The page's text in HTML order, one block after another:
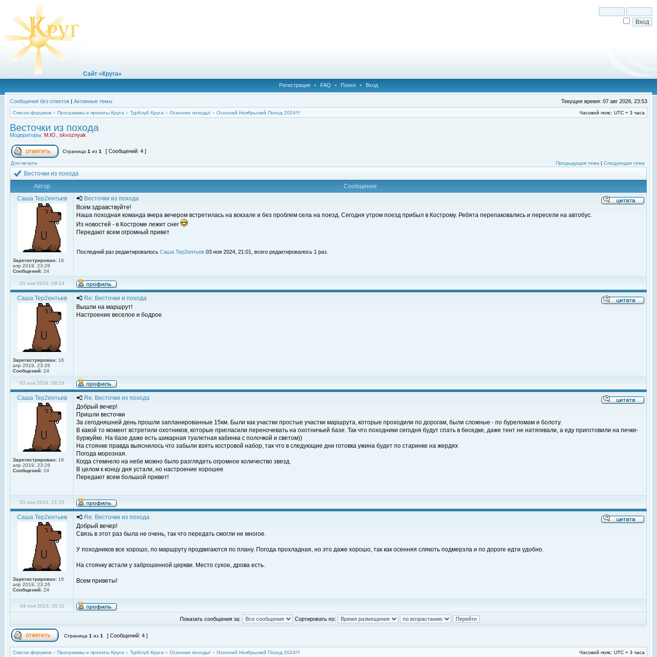
Сайт «Круга»
Регистрация • FAQ • Поиск • Вход
Сообщения без ответов | Активные темы Текущее время: 07 авг 2026, 23:53
Список форумов » Программы и проекты Круга » ТурКлуб Круга » Осенние походы! » Осенний Ноябрьский Поход 2024!!! Часовой пояс: UTC + 3 часа
Весточки из похода
Модераторы: М.Ю. skvoznyak
Страница 1 из 1 [ Сообщений: 4 ]
Для печати Предыдущая тема | Следующая тема
Весточки из похода
Автор
Сообщение
Саша Тер2ентьев
Зарегистрирован: 16
апр 2019, 23:26
Сообщений: 24
Весточки из похода
Всем здравствуйте!
Наша походная команда вчера вечером встретилась на вокзале и без проблем села на поезд. Сегодня утром поезд прибыл в Кострому. Ребята перепаковались и пересели на автобус.
Из новостей - в Костроме лежит снег
Передают всем огромный привет
Последний раз редактировалось Саша Тер2ентьев 03 ноя 2024, 21:01, всего редактировалось 1 раз.
03 ноя 2024, 08:14
Саша Тер2ентьев
Зарегистрирован: 16
апр 2019, 23:26
Сообщений: 24
Re: Весточки и похода
Вышли на маршрут!
Настроение веселое и бодрое
03 ноя 2024, 08:16
Саша Тер2ентьев
Зарегистрирован: 16
апр 2019, 23:26
Сообщений: 24
Re: Весточки из похода
Добрый вечер!
Пришли весточки
За сегодняшней день прошли запланированные 15км. Были как участки простые участки маршрута, которые проходили по дорогам, были сложные - по буреломам и болоту.
В какой то момент встретили охотников, которые пригласили переночевать на охотничьей базе. Так что походники сегодня будут спать в беседке, даже тент не натягивали, а еду приготовили на печке-
буржуйке. На базе даже есть шикарная туалетная кабинка с полочкой и светом))
На стоянке правда выяснилось что забыли взять костровой набор, так что в следующие дни готовка ужина будет по старинке на жердях
Погода морозная.
Когда стемнело на небе можно было разглядеть огромное количество звезд.
В целом к концу дня устали, но настроение хорошее
Передают всем большой привет!
03 ноя 2024, 21:15
Саша Тер2ентьев
Зарегистрирован: 16
апр 2019, 23:26
Сообщений: 24
Re: Весточки из похода
Добрый вечер!
Связь в этот раз была не очень, так что передать смогли не многое.
У походников все хорошо, по маршруту продвигаются по плану. Погода прохладная, но это даже хорошо, так как осенняя слякоть подмерзла и по дороге идти удобно.
На стоянку встали у заброшенной церкви. Место сухое, дрова есть.
Всем приветы!
04 ноя 2024, 20:11
Показать сообщения за: Сортировать по:
Страница 1 из 1 [ Сообщений: 4 ]
Список форумов » Программы и проекты Круга » ТурКлуб Круга » Осенние походы! » Осенний Ноябрьский Поход 2024!!! Часовой пояс: UTC + 3 часа